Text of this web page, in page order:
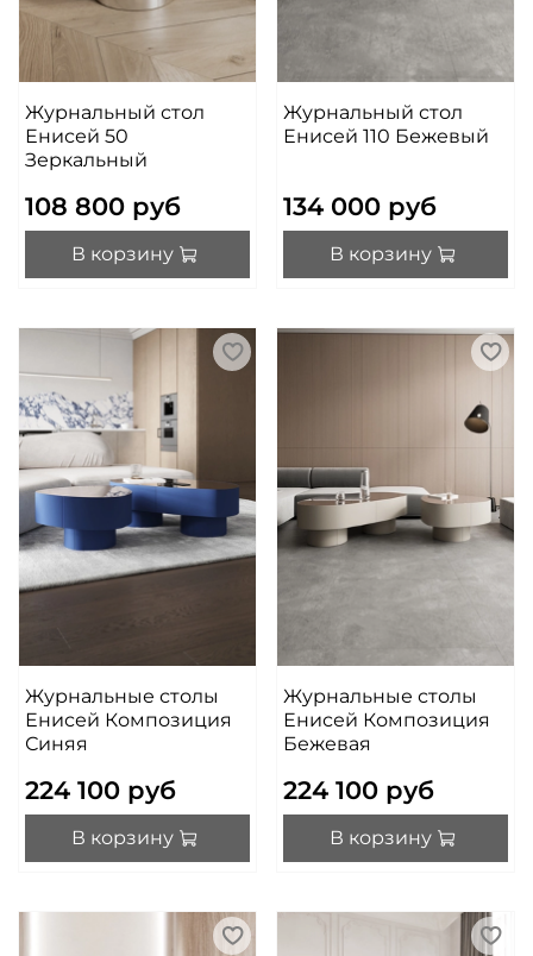
Журнальный стол
Енисей 50
Зеркальный
108 800 руб
В корзину
Журнальный стол
Енисей 110 Бежевый
134 000 руб
В корзину
Журнальные столы
Енисей Композиция
Синяя
224 100 руб
В корзину
Журнальные столы
Енисей Композиция
Бежевая
224 100 руб
В корзину